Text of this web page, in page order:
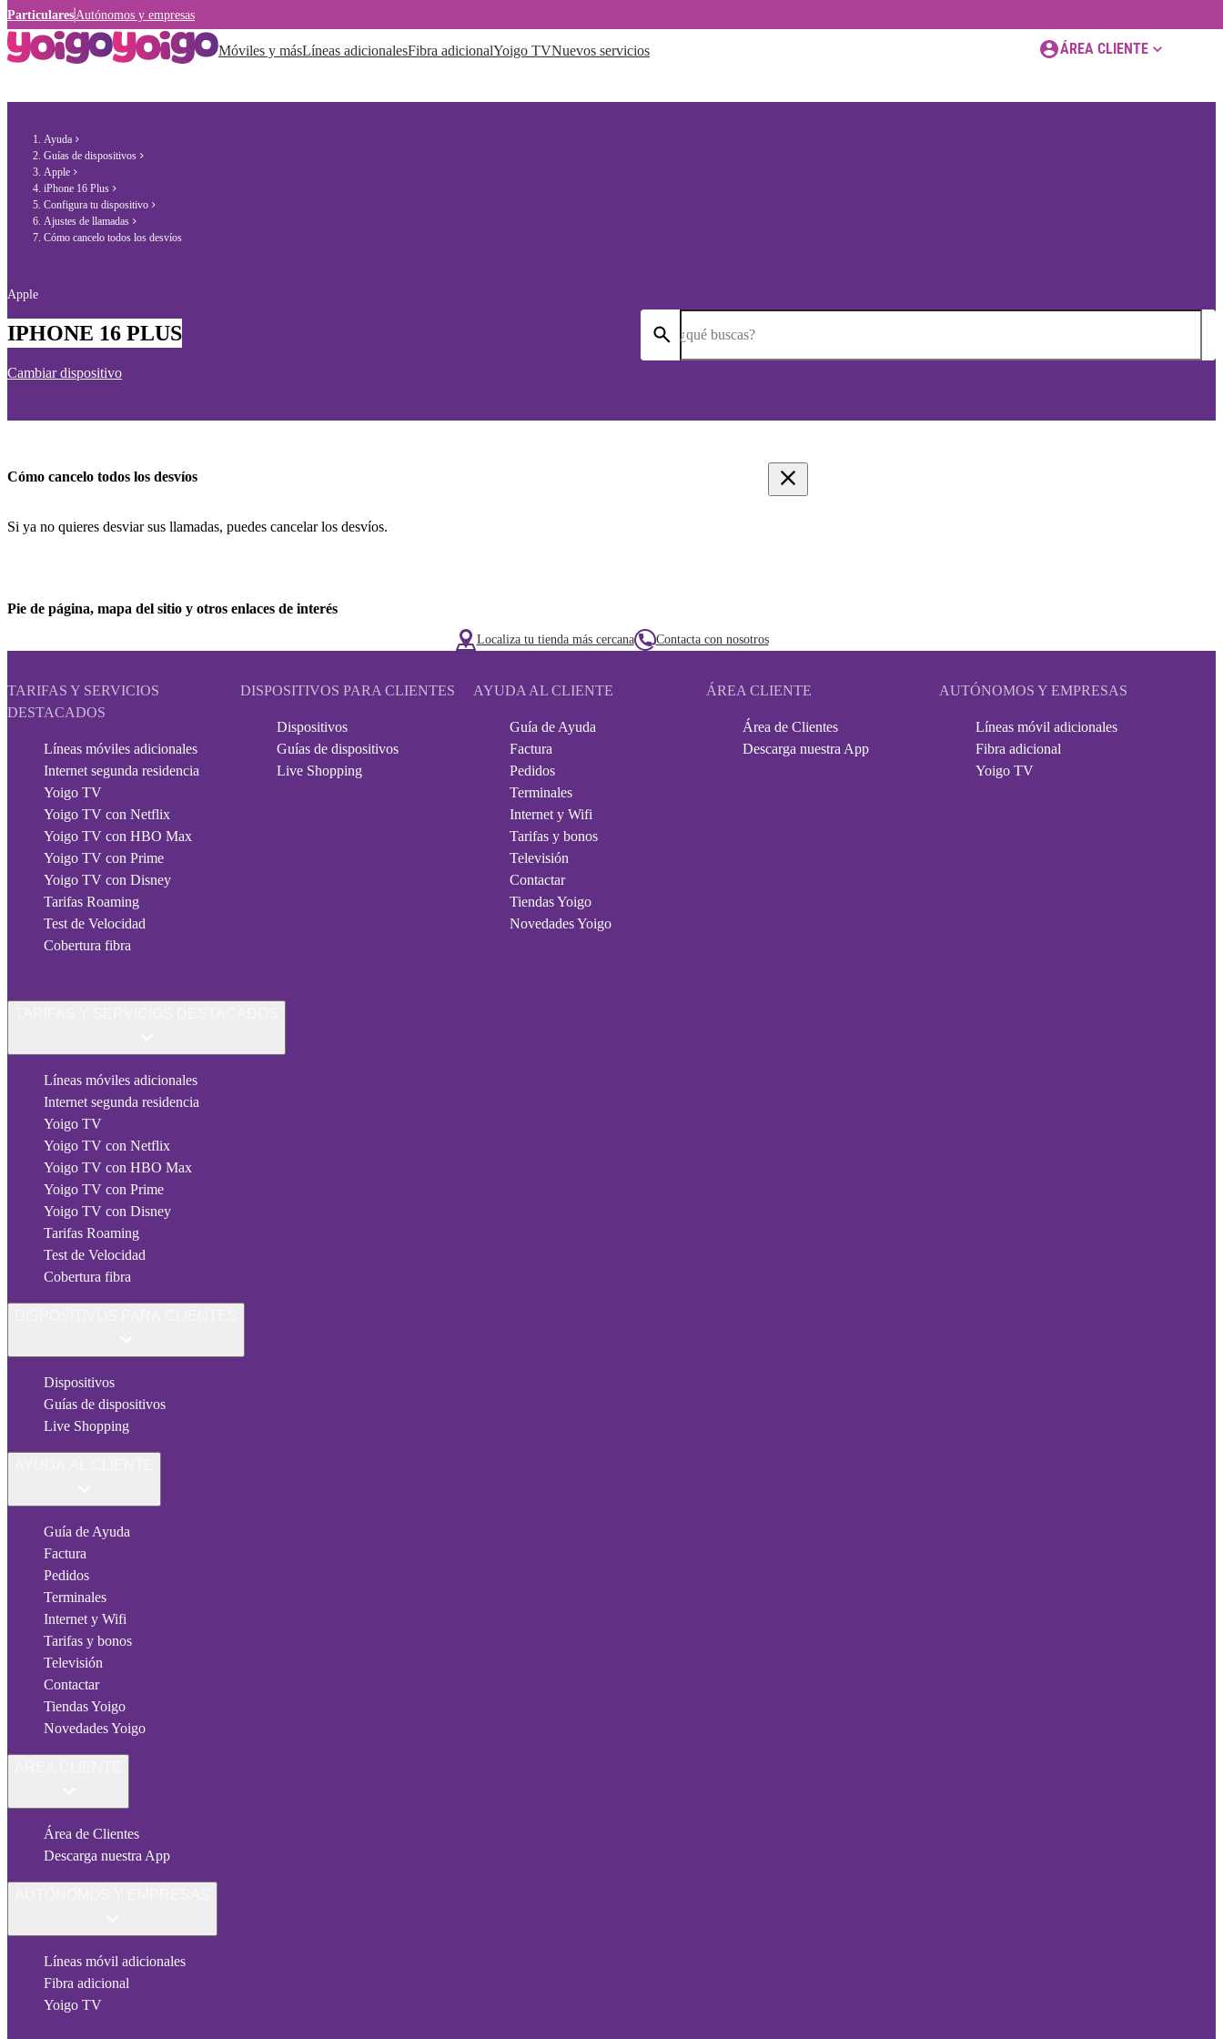
Particulares Autónomos y empresas
Móviles y másLíneas adicionalesFibra adicionalYoigo TVNuevos servicios ÁREA CLIENTE
Ayuda
Guías de dispositivos
Apple
iPhone 16 Plus
Configura tu dispositivo
Ajustes de llamadas
Cómo cancelo todos los desvíos
Apple
IPHONE 16 PLUS
Cambiar dispositivo
¿qué buscas?
Cómo cancelo todos los desvíos
Si ya no quieres desviar sus llamadas, puedes cancelar los desvíos.
Pie de página, mapa del sitio y otros enlaces de interés
Localiza tu tienda más cercana Contacta con nosotros
TARIFAS Y SERVICIOS
DESTACADOS
Líneas móviles adicionales
Internet segunda residencia
Yoigo TV
Yoigo TV con Netflix
Yoigo TV con HBO Max
Yoigo TV con Prime
Yoigo TV con Disney
Tarifas Roaming
Test de Velocidad
Cobertura fibra
DISPOSITIVOS PARA CLIENTES
Dispositivos
Guías de dispositivos
Live Shopping
AYUDA AL CLIENTE
Guía de Ayuda
Factura
Pedidos
Terminales
Internet y Wifi
Tarifas y bonos
Televisión
Contactar
Tiendas Yoigo
Novedades Yoigo
ÁREA CLIENTE
Área de Clientes
Descarga nuestra App
AUTÓNOMOS Y EMPRESAS
Líneas móvil adicionales
Fibra adicional
Yoigo TV
Líneas móviles adicionales
Internet segunda residencia
Yoigo TV
Yoigo TV con Netflix
Yoigo TV con HBO Max
Yoigo TV con Prime
Yoigo TV con Disney
Tarifas Roaming
Test de Velocidad
Cobertura fibra
Dispositivos
Guías de dispositivos
Live Shopping
Guía de Ayuda
Factura
Pedidos
Terminales
Internet y Wifi
Tarifas y bonos
Televisión
Contactar
Tiendas Yoigo
Novedades Yoigo
Área de Clientes
Descarga nuestra App
Líneas móvil adicionales
Fibra adicional
Yoigo TV